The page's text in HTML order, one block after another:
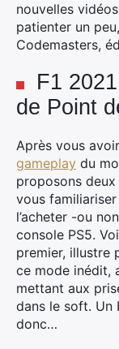
nouvelles
patienter un
Codemasters,
F1
de Point
Après vous
gameplay du
proposons
vous
l’acheter -ou
console PS5.
premier, illustre
ce mode inédit,
mettant aux
dans le soft. Un
donc…